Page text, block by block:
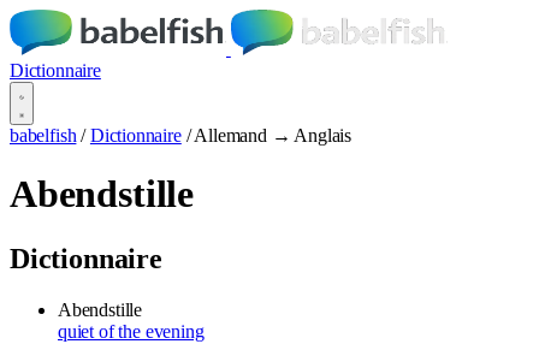
Dictionnaire
babelfish / Dictionnaire / Allemand → Anglais
Abendstille
Dictionnaire
Abendstille
quiet of the evening